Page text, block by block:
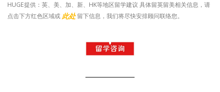
HUGE提供：英、美、加、新、HK等地区留学建议 具体留英留美相关信息，请
点击下方红色区域或 此处 留下信息，我们将尽快安排顾问联络您。